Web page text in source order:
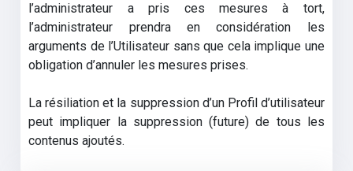
l’administrateur a pris ces mesures à tort,
l’administrateur prendra en considération les
arguments de l’Utilisateur sans que cela implique une
obligation d’annuler les mesures prises.
La résiliation et la suppression d’un Profil d’utilisateur
peut impliquer la suppression (future) de tous les
contenus ajoutés.